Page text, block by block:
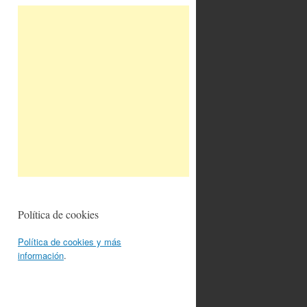
Política de cookies
Política de cookies y más
información.